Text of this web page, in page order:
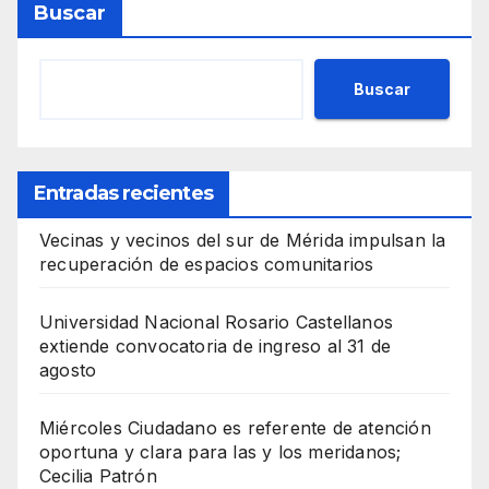
Buscar
Buscar
Entradas recientes
Vecinas y vecinos del sur de Mérida impulsan la
recuperación de espacios comunitarios
Universidad Nacional Rosario Castellanos
extiende convocatoria de ingreso al 31 de
agosto
Miércoles Ciudadano es referente de atención
oportuna y clara para las y los meridanos;
Cecilia Patrón